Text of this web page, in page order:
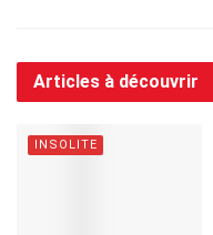
Articles à découvrir
INSOLITE